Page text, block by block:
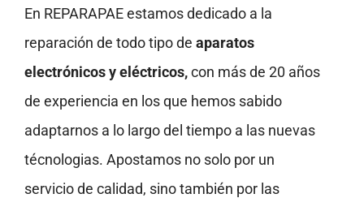
En REPARAPAE estamos dedicado a la
reparación de todo tipo de aparatos
electrónicos y eléctricos,con más de 20 años
de experiencia en los que hemos sabido
adaptarnos a lo largo del tiempo a las nuevas
técnologias. Apostamos no solo por un
servicio de calidad, sino también por las